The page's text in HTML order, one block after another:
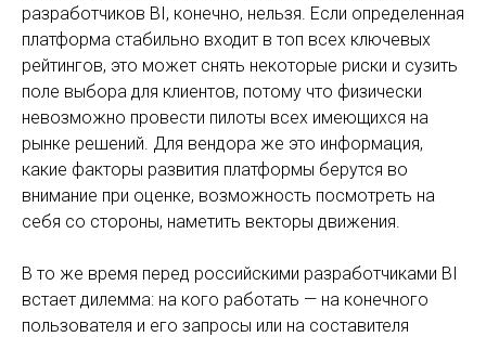
разработчиков BI, конечно, нельзя. Если определенная
платформа стабильно входит в топ всех ключевых
рейтингов, это может снять некоторые риски и сузить
поле выбора для клиентов, потому что физически
невозможно провести пилоты всех имеющихся на
рынке решений. Для вендора же это информация,
какие факторы развития платформы берутся во
внимание при оценке, возможность посмотреть на
себя со стороны, наметить векторы движения.
В то же время перед российскими разработчиками BI
встает дилемма: на кого работать — на конечного
пользователя и его запросы или на составителя